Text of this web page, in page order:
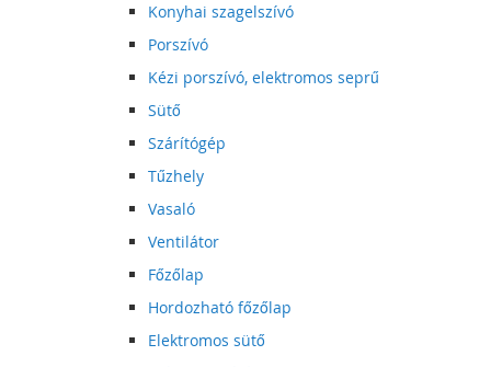
Konyhai szagelszívó
Porszívó
Kézi porszívó, elektromos seprű
Sütő
Szárítógép
Tűzhely
Vasaló
Ventilátor
Főzőlap
Hordozható főzőlap
Elektromos sütő